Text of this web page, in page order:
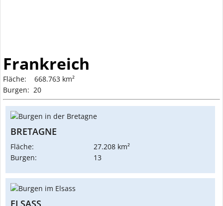
Frankreich
Fläche: 668.763 km²
Burgen: 20
BRETAGNE
Fläche:
27.208 km²
Burgen:
13